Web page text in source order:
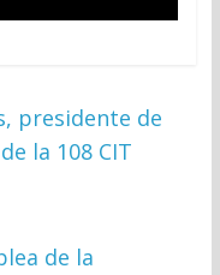
presidente de
la 108 CIT
de la